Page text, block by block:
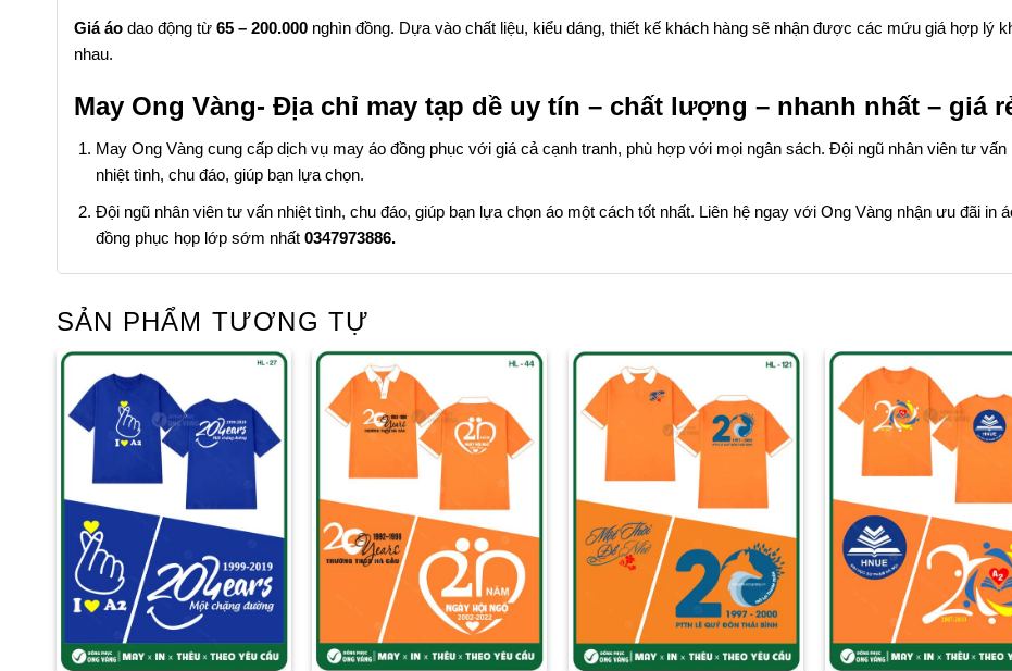
Giá áo dao động từ 65 – 200.000 nghìn đồng. Dựa vào chất liệu, kiểu dáng, thiết kế khách hàng sẽ nhận được các mứu giá hợp lý
nhau.
May Ong Vàng- Địa chỉ may tạp dề uy tín – chất lượng – nhanh nhất – giá
May Ong Vàng cung cấp dịch vụ may áo đồng phục với giá cả cạnh tranh, phù hợp với mọi ngân sách. Đội ngũ nhân viên tư vấn
nhiệt tình, chu đáo, giúp bạn lựa chọn.
Đội ngũ nhân viên tư vấn nhiệt tình, chu đáo, giúp bạn lựa chọn áo một cách tốt nhất. Liên hệ ngay với Ong Vàng nhận ưu đãi in
đồng phục họp lớp sớm nhất 0347973886.
SẢN PHẨM TƯƠNG TỰ